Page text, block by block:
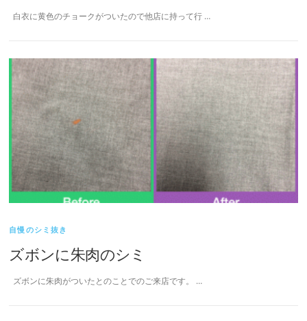
白衣に黄色のチョークがついたので他店に持って行 …
自慢のシミ抜き
ズボンに朱肉のシミ
ズボンに朱肉がついたとのことでのご来店です。 …